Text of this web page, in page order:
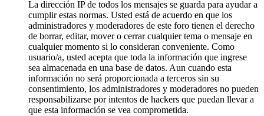
La dirección IP de todos los mensajes se guarda para ayudar a
cumplir estas normas. Usted está de acuerdo en que los
administradores y moderadores de este foro tienen el derecho
de borrar, editar, mover o cerrar cualquier tema o mensaje en
cualquier momento si lo consideran conveniente. Como
usuario/a, usted acepta que toda la información que ingrese
sea almacenada en una base de datos. Aun cuando esta
información no será proporcionada a terceros sin su
consentimiento, los administradores y moderadores no pueden
responsabilizarse por intentos de hackers que puedan llevar a
que esta información se vea comprometida.